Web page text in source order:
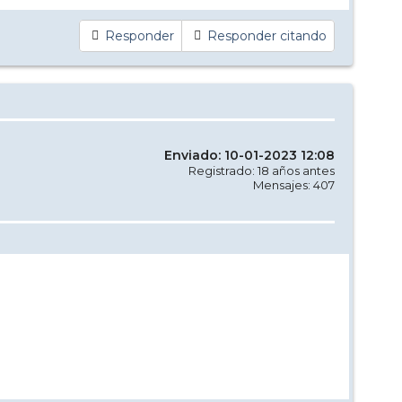
Responder Responder citando
Enviado: 10-01-2023 12:08
Registrado: 18 años antes
Mensajes: 407